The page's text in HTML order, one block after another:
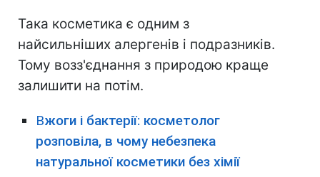
Така косметика є одним з
найсильніших алергенів і подразників.
Тому возз'єднання з природою краще
залишити на потім.
Вжоги і бактерії: косметолог
розповіла, в чому небезпека
натуральної косметики без хімії